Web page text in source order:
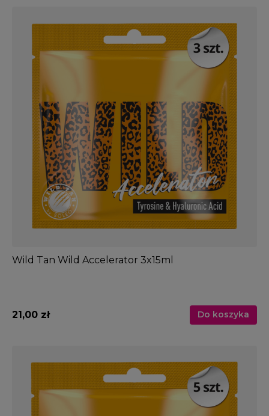
Wild Tan Wild Accelerator 3x15ml
21,00 zł Do koszyka